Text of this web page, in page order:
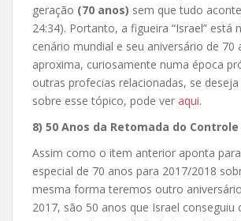
geração (70 anos) sem que tudo
24:34). Portanto, a figueira “Israel” está
cenário mundial e seu aniversário de 70
aproxima, curiosamente numa época
outras profecias relacionadas, se
sobre esse tópico, pode ver aqui.
8) 50 Anos da Retomada do
Assim como o item anterior aponta
especial de 70 anos para 2017/2018
mesma forma teremos outro
2017, são 50 anos que Israel conseguiu